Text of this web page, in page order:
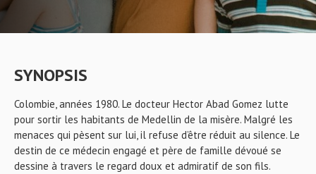
SYNOPSIS
Colombie, années 1980. Le docteur Hector Abad Gomez lutte
pour sortir les habitants de Medellin de la misère. Malgré les
menaces qui pèsent sur lui, il refuse d’être réduit au silence. Le
destin de ce médecin engagé et père de famille dévoué se
dessine à travers le regard doux et admiratif de son fils.